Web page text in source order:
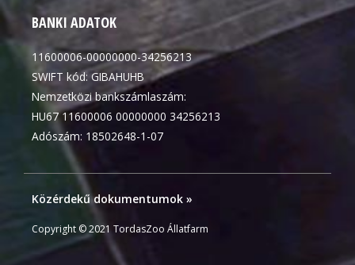
BANKI ADATOK
11600006-00000000-34256213
SWIFT kód: GIBAHUHB
Nemzetközi bankszámlaszám:
HU67 11600006 00000000 34256213
Adószám: 18502648-1-07
Közérdekű dokumentumok »
Copyright © 2021 TordasZoo Állatfarm